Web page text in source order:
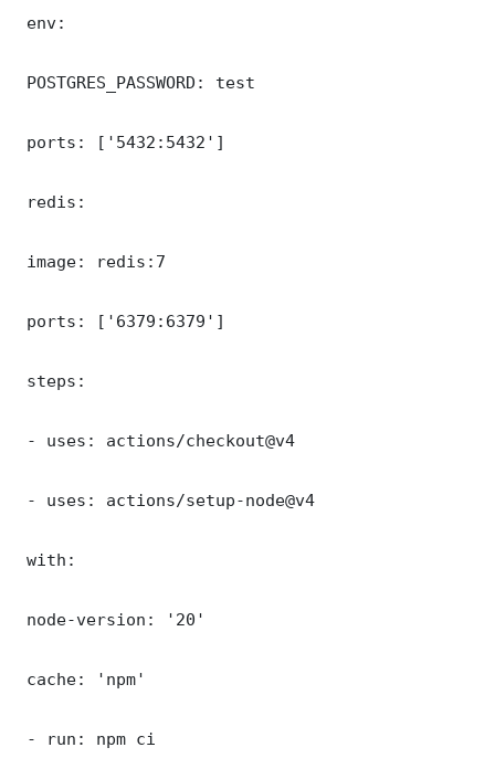
env:
POSTGRES_PASSWORD: test
ports: ['5432:5432']
redis:
image: redis:7
ports: ['6379:6379']
steps:
- uses: actions/checkout@v4
- uses: actions/setup-node@v4
with:
node-version: '20'
cache: 'npm'
- run: npm ci